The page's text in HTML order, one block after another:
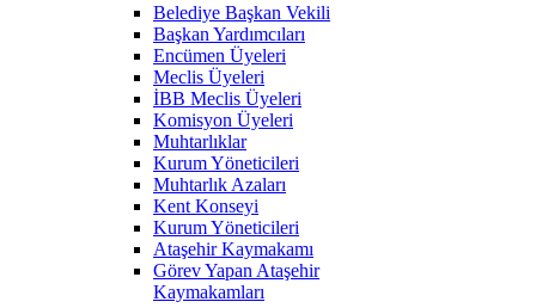
Belediye Başkan Vekili
Başkan Yardımcıları
Encümen Üyeleri
Meclis Üyeleri
İBB Meclis Üyeleri
Komisyon Üyeleri
Muhtarlıklar
Kurum Yöneticileri
Muhtarlık Azaları
Kent Konseyi
Kurum Yöneticileri
Ataşehir Kaymakamı
Görev Yapan Ataşehir
Kaymakamları